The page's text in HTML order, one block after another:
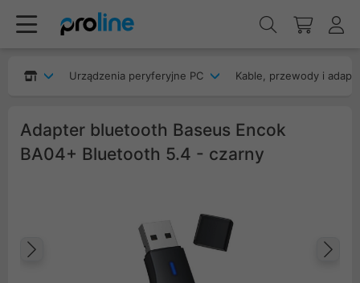
Urządzenia peryferyjne PC Kable, przewody i
Adapter bluetooth Baseus Encok
BA04+ Bluetooth 5.4 - czarny
Poprzedni